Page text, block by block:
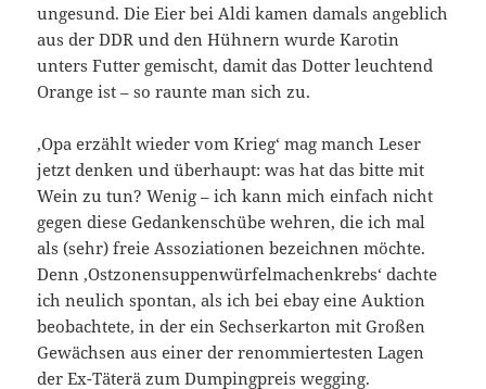
ungesund. Die Eier bei Aldi kamen damals angeblich
aus der DDR und den Hühnern wurde Karotin
unters Futter gemischt, damit das Dotter leuchtend
Orange ist – so raunte man sich zu.
‚Opa erzählt wieder vom Krieg‘ mag manch Leser
jetzt denken und überhaupt: was hat das bitte mit
Wein zu tun? Wenig – ich kann mich einfach nicht
gegen diese Gedankenschübe wehren, die ich mal
als (sehr) freie Assoziationen bezeichnen möchte.
Denn ‚Ostzonensuppenwürfelmachenkrebs‘ dachte
ich neulich spontan, als ich bei ebay eine Auktion
beobachtete, in der ein Sechserkarton mit Großen
Gewächsen aus einer der renommiertesten Lagen
der Ex-Täterä zum Dumpingpreis wegging.